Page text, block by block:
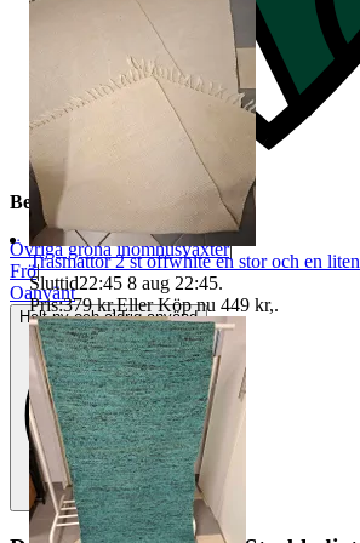
Beskrivning
Övriga gröna inomhusväxter|
Frö|
Oanvänt
Helt ny och aldrig använd
Trasmattor 2 st offwhite en stor och en
Sluttid22:45 8 aug 22:45.
Pris:379 kr,Eller Köp nu 449 kr,.